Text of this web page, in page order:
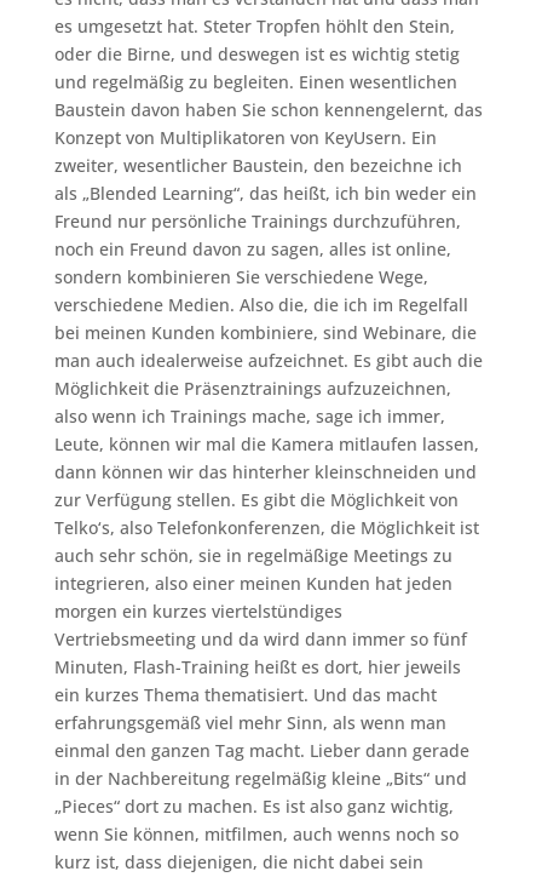
es umgesetzt hat. Steter Tropfen höhlt den Stein,
oder die Birne, und deswegen ist es wichtig stetig
und regelmäßig zu begleiten. Einen wesentlichen
Baustein davon haben Sie schon kennengelernt, das
Konzept von Multiplikatoren von KeyUsern. Ein
zweiter, wesentlicher Baustein, den bezeichne ich
als „Blended Learning“, das heißt, ich bin weder ein
Freund nur persönliche Trainings durchzuführen,
noch ein Freund davon zu sagen, alles ist online,
sondern kombinieren Sie verschiedene Wege,
verschiedene Medien. Also die, die ich im Regelfall
bei meinen Kunden kombiniere, sind Webinare, die
man auch idealerweise aufzeichnet. Es gibt auch die
Möglichkeit die Präsenztrainings aufzuzeichnen,
also wenn ich Trainings mache, sage ich immer,
Leute, können wir mal die Kamera mitlaufen lassen,
dann können wir das hinterher kleinschneiden und
zur Verfügung stellen. Es gibt die Möglichkeit von
Telko‘s, also Telefonkonferenzen, die Möglichkeit ist
auch sehr schön, sie in regelmäßige Meetings zu
integrieren, also einer meinen Kunden hat jeden
morgen ein kurzes viertelstündiges
Vertriebsmeeting und da wird dann immer so fünf
Minuten, Flash-Training heißt es dort, hier jeweils
ein kurzes Thema thematisiert. Und das macht
erfahrungsgemäß viel mehr Sinn, als wenn man
einmal den ganzen Tag macht. Lieber dann gerade
in der Nachbereitung regelmäßig kleine „Bits“ und
„Pieces“ dort zu machen. Es ist also ganz wichtig,
wenn Sie können, mitfilmen, auch wenns noch so
kurz ist, dass diejenigen, die nicht dabei sein